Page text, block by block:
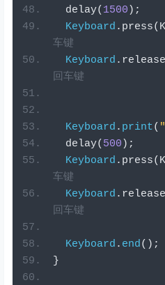
  delay
( 1500 );
Keyboard . press(
车键
Keyboard . release
回车键
Keyboard . print(
  delay
( 500 );
Keyboard . press(
车键
Keyboard . release
回车键
Keyboard . end();
}